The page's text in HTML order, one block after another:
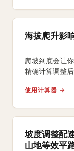
海拔爬升影
爬坡到底会让
精确计算调整
使用计算器 →
坡度调整配
山地等效平